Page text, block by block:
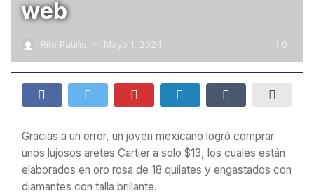
web
Rito Patiño — Mayo 1, 2024 0
Gracias a un error, un joven mexicano logró comprar
unos lujosos aretes Cartier a solo $13, los cuales están
elaborados en oro rosa de 18 quilates y engastados con
diamantes con talla brillante.